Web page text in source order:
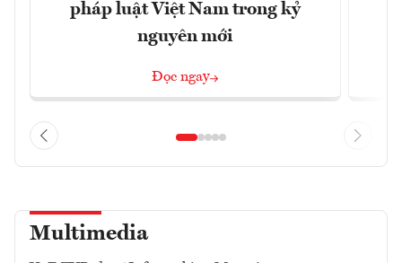
pháp luật Việt Nam trong kỷ
nguyên mới
Đọc ngay
Multimedia